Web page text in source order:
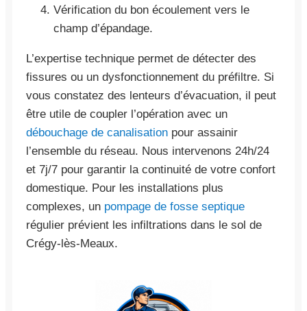
Vérification du bon écoulement vers le
champ d’épandage.
L’expertise technique permet de détecter des
fissures ou un dysfonctionnement du préfiltre. Si
vous constatez des lenteurs d’évacuation, il peut
être utile de coupler l’opération avec un
débouchage de canalisation pour assainir
l’ensemble du réseau. Nous intervenons 24h/24
et 7j/7 pour garantir la continuité de votre confort
domestique. Pour les installations plus
complexes, un pompage de fosse septique
régulier prévient les infiltrations dans le sol de
Crégy-lès-Meaux.